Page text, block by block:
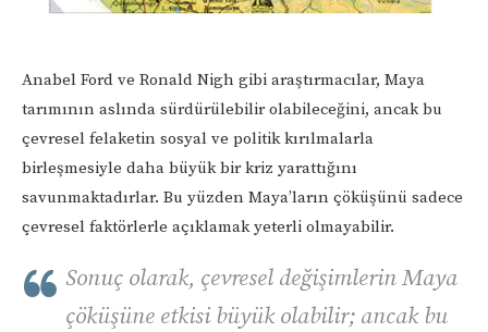
Anabel Ford ve Ronald Nigh gibi araştırmacılar, Maya
tarımının aslında sürdürülebilir olabileceğini, ancak bu
çevresel felaketin sosyal ve politik kırılmalarla
birleşmesiyle daha büyük bir kriz yarattığını
savunmaktadırlar. Bu yüzden Maya’ların çöküşünü sadece
çevresel faktörlerle açıklamak yeterli olmayabilir.
Sonuç olarak, çevresel değişimlerin Maya
çöküşüne etkisi büyük olabilir; ancak bu